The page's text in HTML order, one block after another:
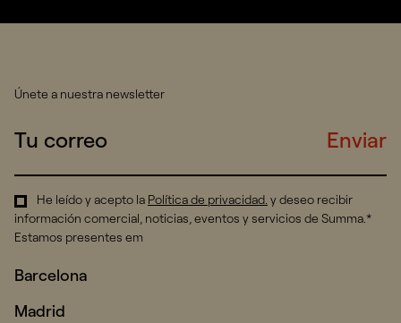
Únete a nuestra newsletter
Enviar
He leído y acepto la Política de privacidad. y deseo recibir
información comercial, noticias, eventos y servicios de Summa.*
Estamos presentes em
Barcelona
Madrid